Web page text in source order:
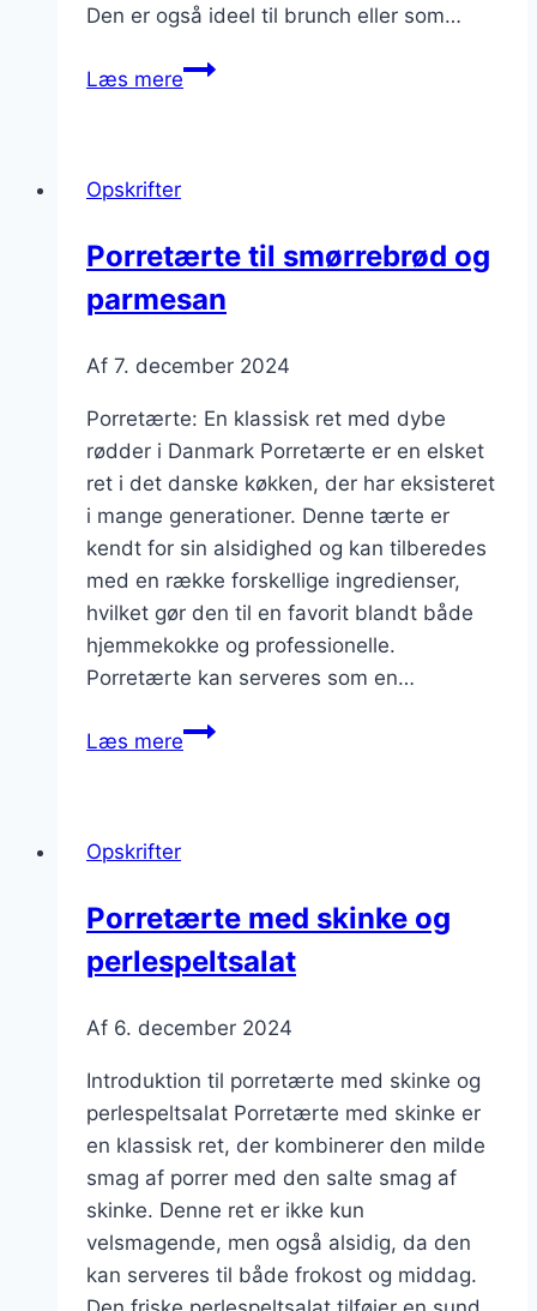
Den er også ideel til brunch eller som…
Læs merePorretærte
Opskrifter
Porretærte til smørrebrød og
parmesan
Af 7. december 2024
Porretærte: En klassisk ret med dybe
rødder i Danmark Porretærte er en elsket
ret i det danske køkken, der har eksisteret
i mange generationer. Denne tærte er
kendt for sin alsidighed og kan tilberedes
med en række forskellige ingredienser,
hvilket gør den til en favorit blandt både
hjemmekokke og professionelle.
Porretærte kan serveres som en…
Læs merePorretærte
Opskrifter
Porretærte med skinke og
perlespeltsalat
Af 6. december 2024
Introduktion til porretærte med skinke og
perlespeltsalat Porretærte med skinke er
en klassisk ret, der kombinerer den milde
smag af porrer med den salte smag af
skinke. Denne ret er ikke kun
velsmagende, men også alsidig, da den
kan serveres til både frokost og middag.